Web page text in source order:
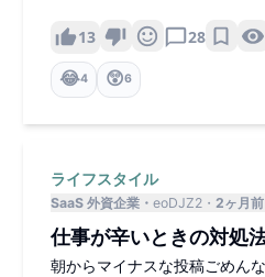
13 28
😂4 😲6
ライフスタイル
SaaS 外資企業 eoDJZ2 2ヶ月前
仕事が辛いときの対処
朝からマイナスな投稿ごめんな